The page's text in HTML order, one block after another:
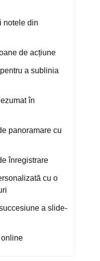
notele din
de acțiune
a sublinia
în
panoramare cu
înregistrare
cu o
a slide-